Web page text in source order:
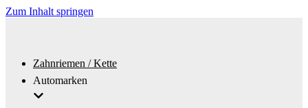
Zum Inhalt springen
Zahnriemen / Kette
Automarken